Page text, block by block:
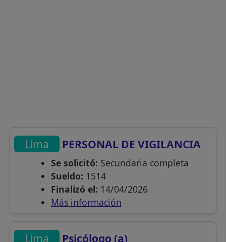
Lima PERSONAL DE VIGILANCIA
Se solicitó: Secundaria completa
Sueldo: 1514
Finalizó el: 14/04/2026
Más información
Lima Psicólogo (a)